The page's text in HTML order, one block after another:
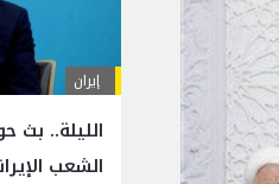
إيران
الليلة.. بث
الشعب